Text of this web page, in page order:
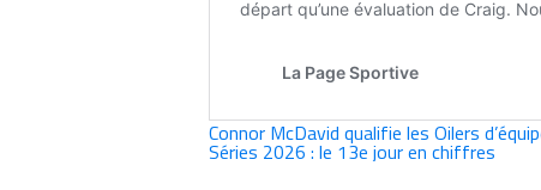
Connor McDavid qualifie les Oilers
Séries 2026 : le 13e jour en chiffres